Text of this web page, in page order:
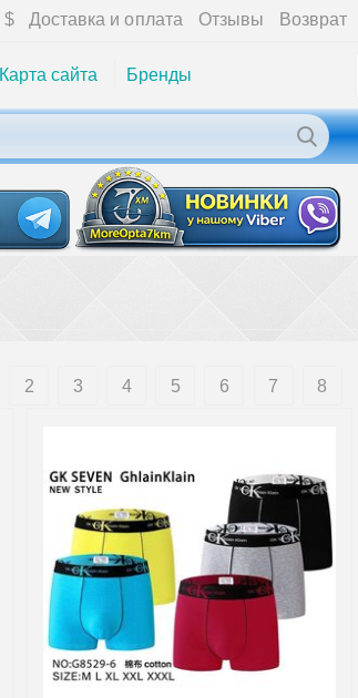
Доставка и оплата Отзывы Возврат
$
Карта сайта Бренды
2 3 4 5 6 7 8